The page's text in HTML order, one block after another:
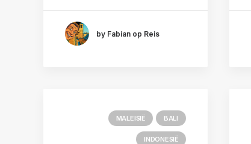
by Fabian op Reis
MALEISIË BALI
INDONESIË